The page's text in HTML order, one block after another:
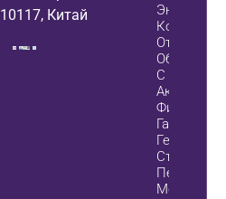
Китай
Энергии И
Отказов
С
Активных
Фильтров
Гармоник
Мощности.